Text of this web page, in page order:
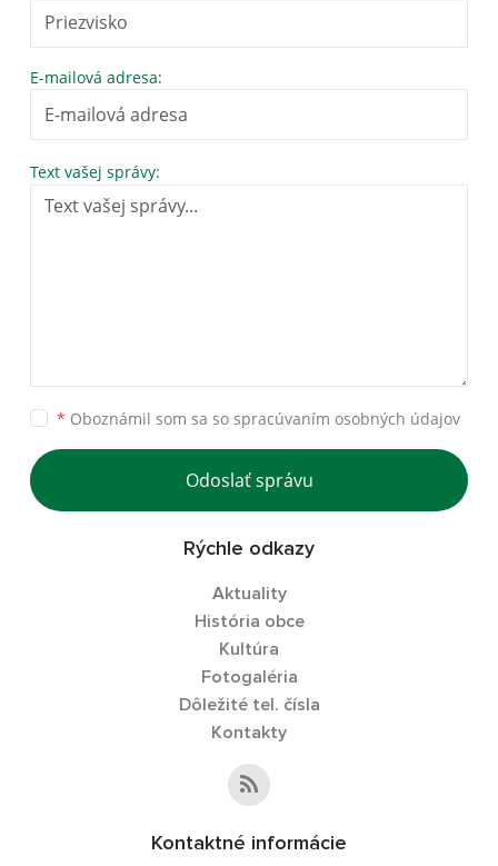
E-mailová adresa:
Text vašej správy:
* Oboznámil som sa so spracúvaním osobných údajov
Odoslať správu
Rýchle odkazy
Aktuality
História obce
Kultúra
Fotogaléria
Dôležité tel. čísla
Kontakty
Kontaktné informácie